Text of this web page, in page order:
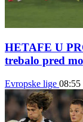
HETAFE U
trebalo pred
Evropske lige 08:55